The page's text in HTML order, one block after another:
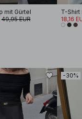
mit Gürtel
49,95 EUR
T-Shirt
18,16
-30%